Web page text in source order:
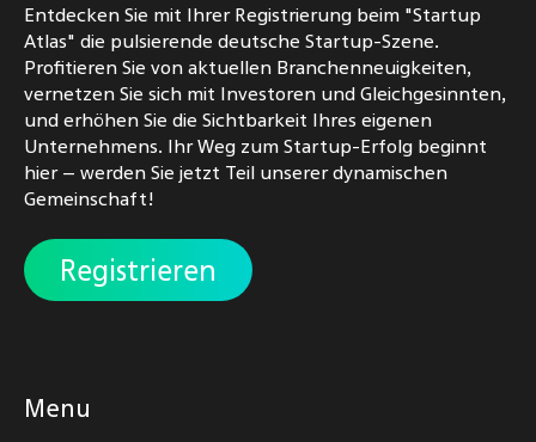
Entdecken Sie mit Ihrer Registrierung beim "Startup
Atlas" die pulsierende deutsche Startup-Szene.
Profitieren Sie von aktuellen Branchenneuigkeiten,
vernetzen Sie sich mit Investoren und Gleichgesinnten,
und erhöhen Sie die Sichtbarkeit Ihres eigenen
Unternehmens. Ihr Weg zum Startup-Erfolg beginnt
hier – werden Sie jetzt Teil unserer dynamischen
Gemeinschaft!
Registrieren
Menu